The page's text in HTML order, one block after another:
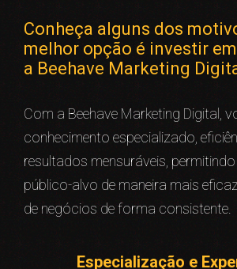
Conheça alguns dos
melhor opção é investir
a Beehave Marketing
Com a Beehave Marketing Digital,
conhecimento especializado,
resultados mensuráveis,
público-alvo de maneira mais
de negócios de forma consistente.
Especialização e